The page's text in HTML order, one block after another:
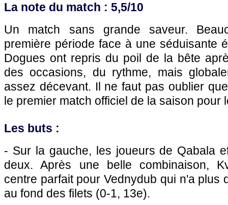
La note du match : 5,5/10
Un match sans grande saveur.
première période face à une séduisante
Dogues ont repris du poil de la bête
des occasions, du rythme, mais
assez décevant. Il ne faut pas oublier
le premier match officiel de la saison pour
Les buts :
- Sur la gauche, les joueurs de Qabala
deux. Après une belle combinaison,
centre parfait pour Vednydub qui n'a plus
au fond des filets (0-1, 13e).